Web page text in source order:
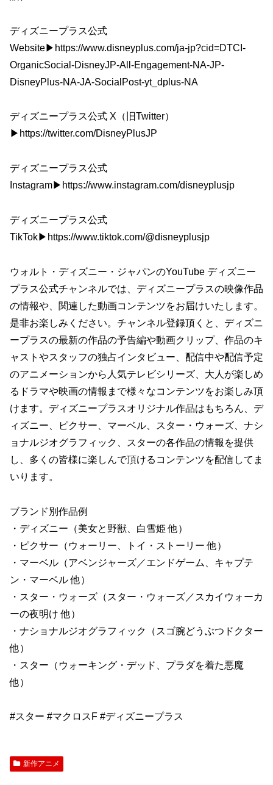
ディズニープラス公式
Website▶︎https://www.disneyplus.com/ja-jp?cid=DTCI-
OrganicSocial-DisneyJP-All-Engagement-NA-JP-
DisneyPlus-NA-JA-SocialPost-yt_dplus-NA
ディズニープラス公式 X（旧Twitter）
▶︎https://twitter.com/DisneyPlusJP
ディズニープラス公式
Instagram▶︎https://www.instagram.com/disneyplusjp
ディズニープラス公式
TikTok▶︎https://www.tiktok.com/@disneyplusjp
ウォルト・ディズニー・ジャパンのYouTube ディズニー
プラス公式チャンネルでは、ディズニープラスの映像作品
の情報や、関連した動画コンテンツをお届けいたします。
是非お楽しみください。チャンネル登録頂くと、ディズニ
ープラスの最新の作品の予告編や動画クリップ、作品のキ
ャストやスタッフの独占インタビュー、配信中や配信予定
のアニメーションから人気テレビシリーズ、大人が楽しめ
るドラマや映画の情報まで様々なコンテンツをお楽しみ頂
けます。ディズニープラスオリジナル作品はもちろん、デ
ィズニー、ピクサー、マーベル、スター・ウォーズ、ナシ
ョナルジオグラフィック、スターの各作品の情報を提供
し、多くの皆様に楽しんで頂けるコンテンツを配信してま
いります。
ブランド別作品例
・ディズニー（美女と野獣、白雪姫 他）
・ピクサー（ウォーリー、トイ・ストーリー 他）
・マーベル（アベンジャーズ／エンドゲーム、キャプテ
ン・マーベル 他）
・スター・ウォーズ（スター・ウォーズ／スカイウォーカ
ーの夜明け 他）
・ナショナルジオグラフィック（スゴ腕どうぶつドクター
他）
・スター（ウォーキング・デッド、プラダを着た悪魔
他）
#スター #マクロスF #ディズニープラス
新作アニメ